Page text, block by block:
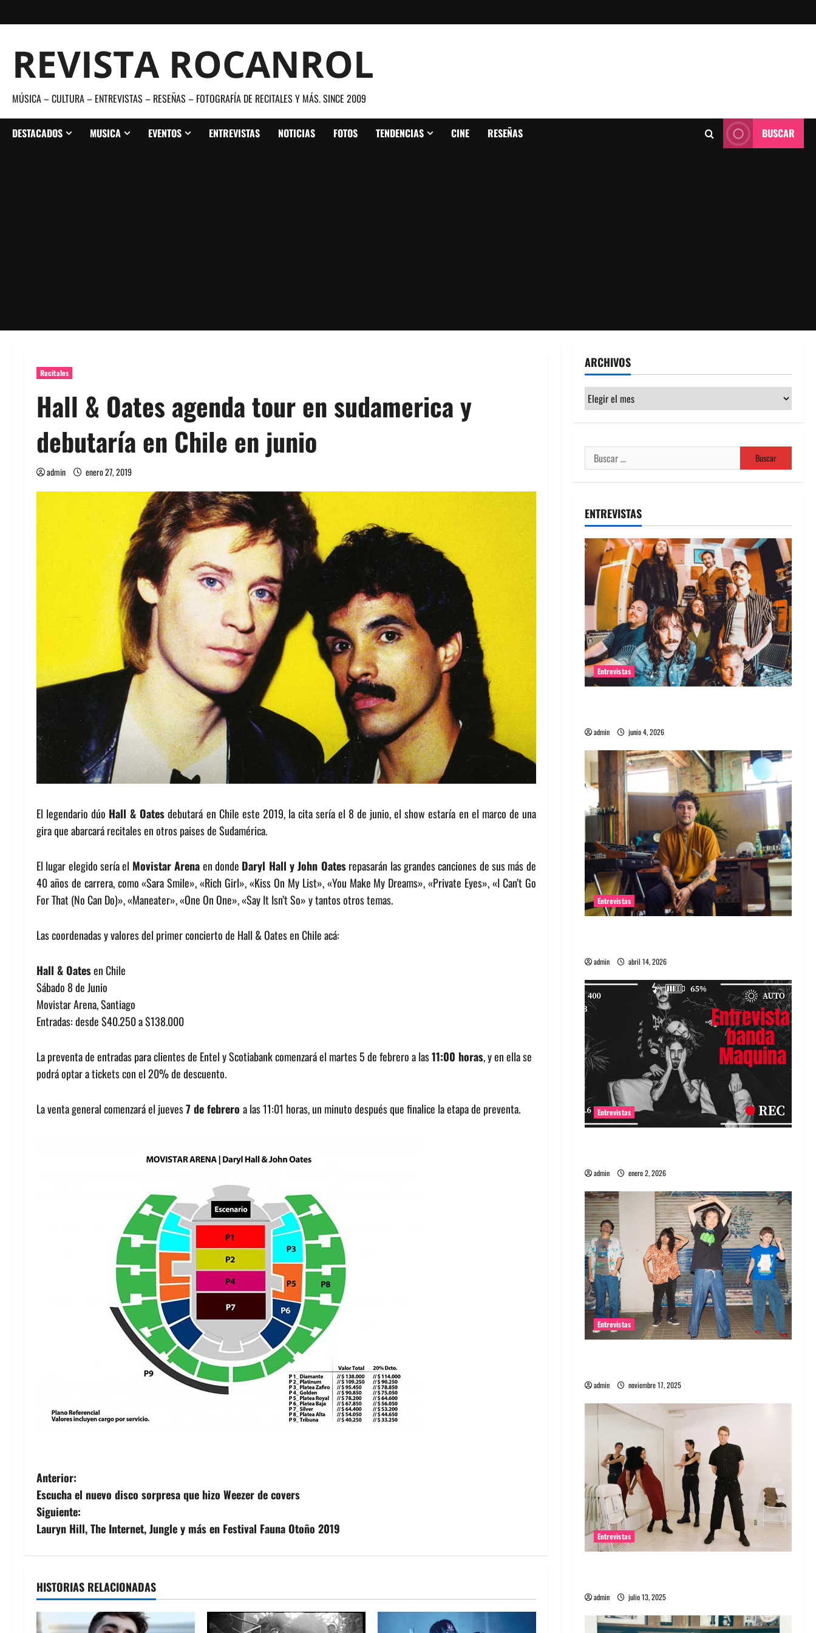
al
REVISTA ROCANROL
MÚSICA – CULTURA – ENTREVISTAS – RESEÑAS – FOTOGRAFÍA DE RECITALES Y MÁS. SINCE 2009
DESTACADOS MUSICA EVENTOS ENTREVISTAS NOTICIAS FOTOS TENDENCIAS CINE RESEÑAS BUSCAR
Recitales
Hall & Oates agenda tour en sudamerica y
debutaría en Chile en junio
admin enero 27, 2019
El legendario dúo Hall & Oatesdebutará en Chile este 2019, la cita sería el 8 de junio, el show estaría en el marco de una
gira que abarcará recitales en otros paises de Sudamérica.
El lugar elegido sería el Movistar Arenaen donde Daryl Hall y John Oatesrepasarán las grandes canciones de sus más de
40 años de carrera, como «Sara Smile», «Rich Girl», «Kiss On My List», «You Make My Dreams», «Private Eyes», «I Can’t Go
For That (No Can Do)», «Maneater», «One On One», «Say It Isn’t So» y tantos otros temas.
Las coordenadas y valores del primer concierto de Hall & Oates en Chile acá:
Hall & Oatesen Chile
Sábado 8 de Junio
Movistar Arena, Santiago
Entradas: desde $40.250 a $138.000
La preventa de entradas para clientes de Entel y Scotiabank comenzará el martes 5 de febrero a las11:00 horas, y en ella se
podrá optar a tickets con el 20% de descuento.
La venta general comenzará el jueves7 de febrero a las 11:01 horas, un minuto después que finalice la etapa de preventa.
N
a
v
g
a
Anterior:
Escucha el nuevo disco sorpresa que hizo Weezer de covers
Siguiente:
Lauryn Hill, The Internet, Jungle y más en Festival Fauna Otoño 2019
HISTORIAS RELACIONADAS
ARCHIVOS
Archivos
Buscar:
ENTREVISTAS
Entrevistas
admin junio 4, 2026
Entrevistas
admin abril 14, 2026
Entrevistas
admin enero 2, 2026
Entrevistas
admin noviembre 17, 2025
Entrevistas
admin julio 13, 2025